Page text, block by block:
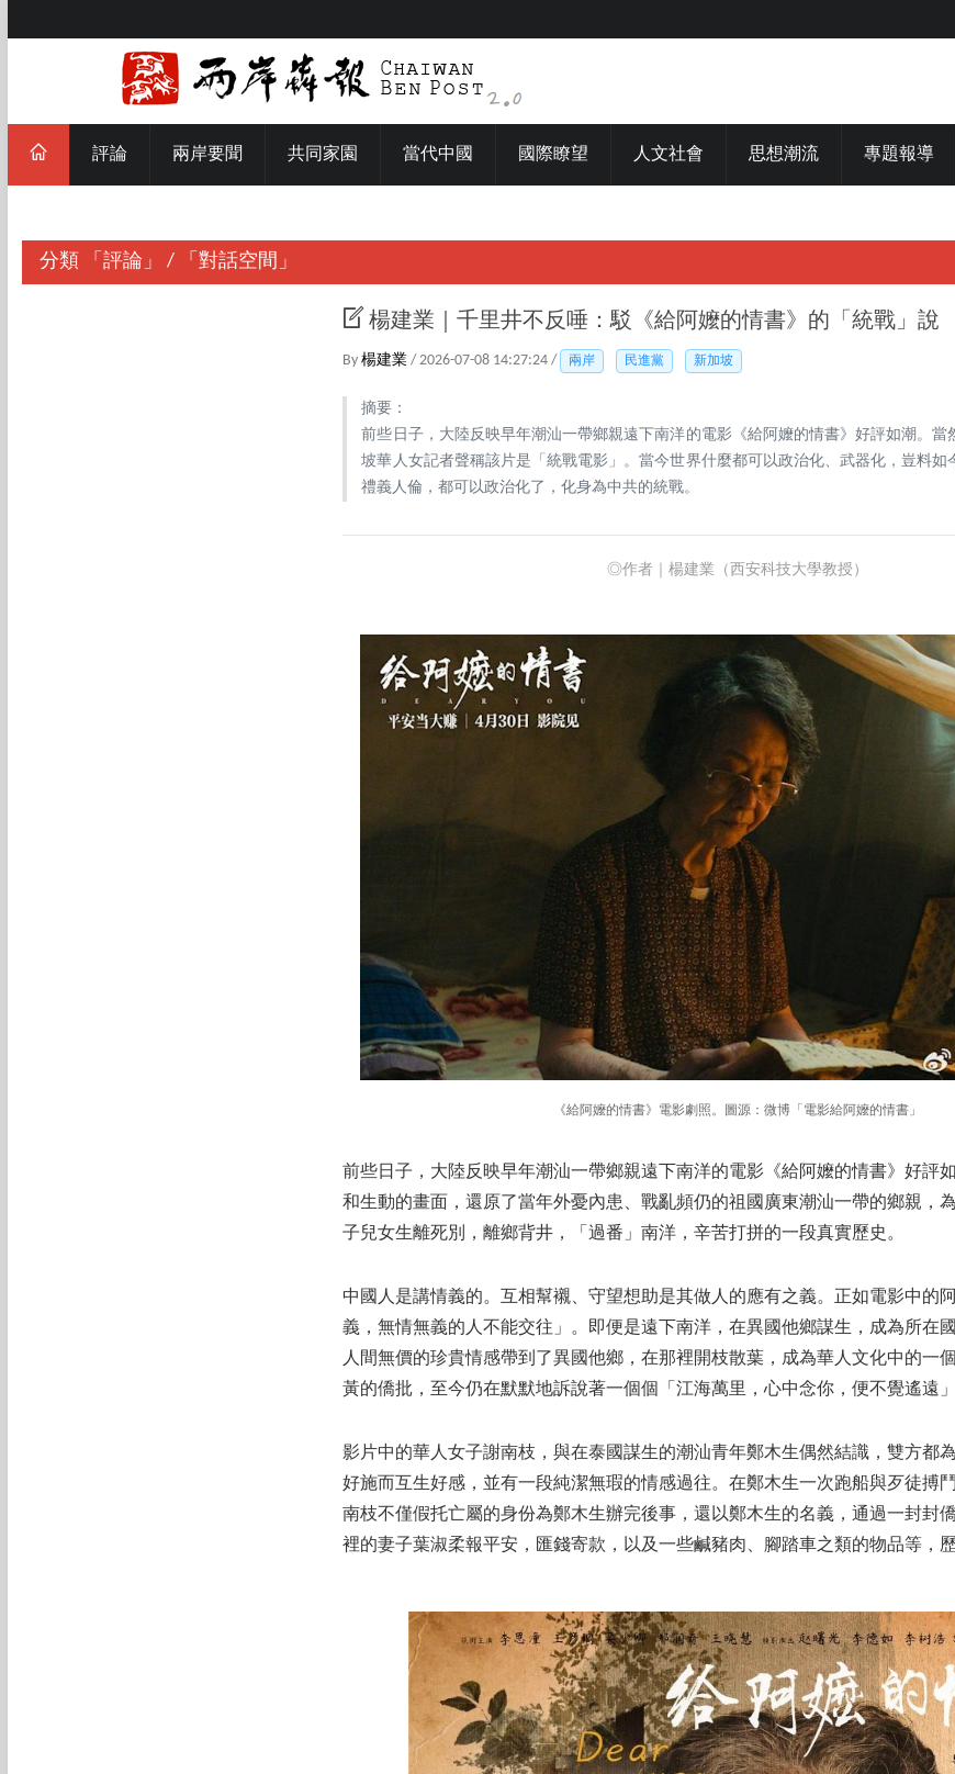
評論 兩岸要聞 共同家園 當代中國 國際瞭望 人文社會 思想潮流 專題報導
分類 「評論」 / 「對話空間」
楊建業｜千里井不反唾：駁《給阿嬤的情書》的「統戰」說
By 楊建業 / 2026-07-08 14:27:24 / 兩岸 民進黨 新加坡
摘要：
前些日子，大陸反映早年潮汕一帶鄉親遠下南洋的電影《給阿嬤的情書》好評如潮。當
坡華人女記者聲稱該片是「統戰電影」。當今世界什麼都可以政治化、武器化，豈料如
禮義人倫，都可以政治化了，化身為中共的統戰。
◎作者｜楊建業（西安科技大學教授）
《給阿嬤的情書》電影劇照。圖源：微博「電影給阿嬤的情書」
前些日子，大陸反映早年潮汕一帶鄉親遠下南洋的電影《給阿嬤的情書》好評
和生動的畫面，還原了當年外憂內患、戰亂頻仍的祖國廣東潮汕一帶的鄉親，
子兒女生離死別，離鄉背井，「過番」南洋，辛苦打拼的一段真實歷史。
中國人是講情義的。互相幫襯、守望想助是其做人的應有之義。正如電影中的
義，無情無義的人不能交往」。即便是遠下南洋，在異國他鄉謀生，成為所在
人間無價的珍貴情感帶到了異國他鄉，在那裡開枝散葉，成為華人文化中的一
黃的僑批，至今仍在默默地訴說著一個個「江海萬里，心中念你，便不覺遙遠」
影片中的華人女子謝南枝，與在泰國謀生的潮汕青年鄭木生偶然結識，雙方都
好施而互生好感，並有一段純潔無瑕的情感過往。在鄭木生一次跑船與歹徒搏
南枝不僅假托亡屬的身份為鄭木生辦完後事，還以鄭木生的名義，通過一封封
裡的妻子葉淑柔報平安，匯錢寄款，以及一些鹹豬肉、腳踏車之類的物品等，歷